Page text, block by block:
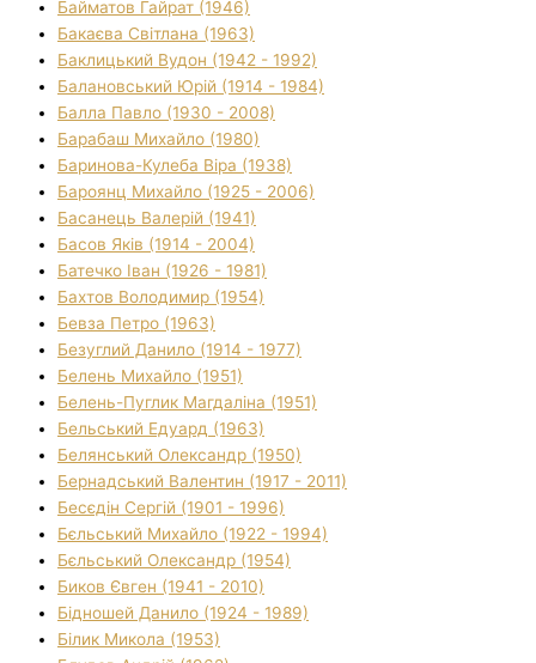
Байматов Гайрат (1946)
Бакаєва Світлана (1963)
Баклицький Вудон (1942 - 1992)
Балановський Юрій (1914 - 1984)
Балла Павло (1930 - 2008)
Барабаш Михайло (1980)
Баринова-Кулеба Віра (1938)
Бароянц Михайло (1925 - 2006)
Басанець Валерій (1941)
Басов Яків (1914 - 2004)
Батечко Іван (1926 - 1981)
Бахтов Володимир (1954)
Бевза Петро (1963)
Безуглий Данило (1914 - 1977)
Белень Михайло (1951)
Белень-Пуглик Магдаліна (1951)
Бельський Едуард (1963)
Белянський Олександр (1950)
Бернадський Валентин (1917 - 2011)
Бесєдін Сергій (1901 - 1996)
Бєльський Михайло (1922 - 1994)
Бєльський Олександр (1954)
Биков Євген (1941 - 2010)
Бідношей Данило (1924 - 1989)
Білик Микола (1953)